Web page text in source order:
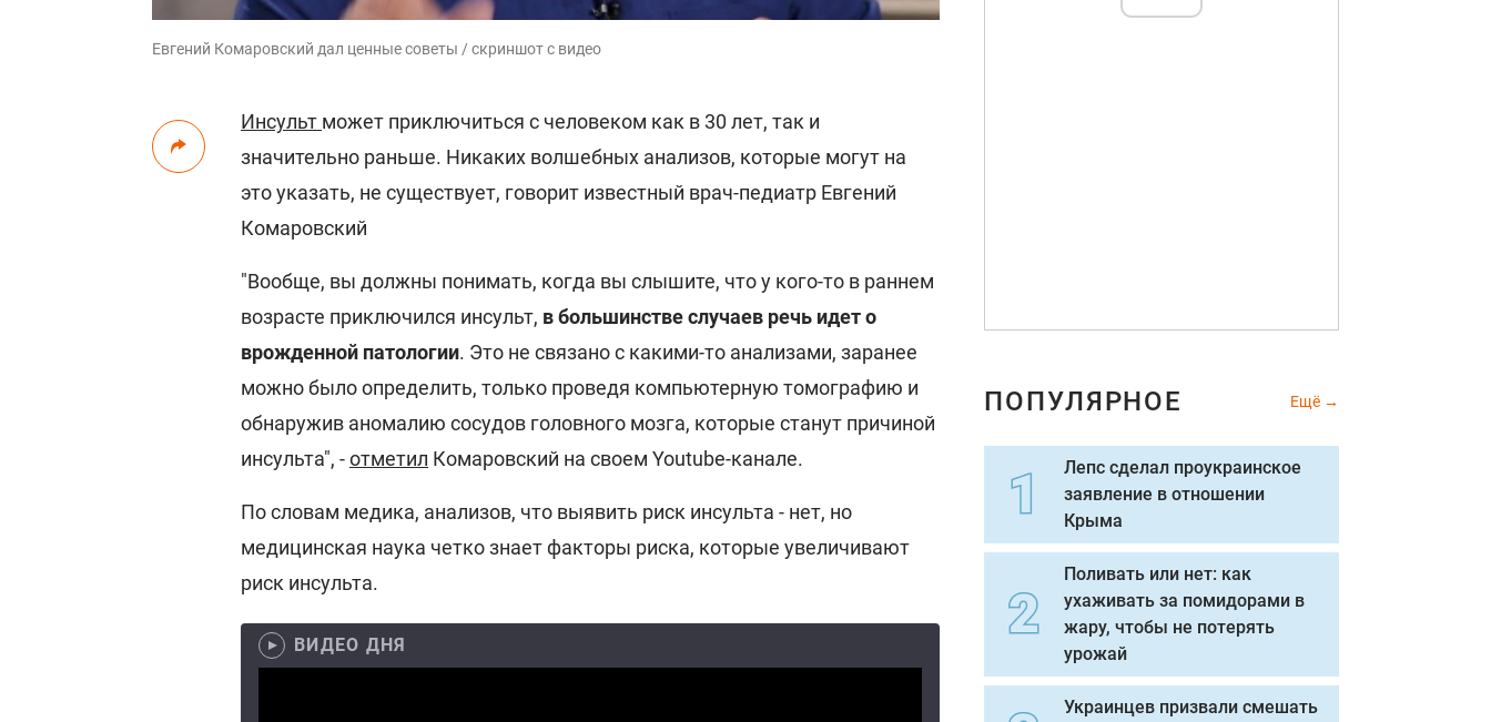
Евгений Комаровский дал ценные советы / скриншот с видео
Инсульт может приключиться с человеком как в 30 лет, так и
значительно раньше. Никаких волшебных анализов, которые могут на
это указать, не существует, говорит известный врач-педиатр Евгений
Комаровский
"Вообще, вы должны понимать, когда вы слышите, что у кого-то в раннем
возрасте приключился инсульт, в большинстве случаев речь идет о
врожденной патологии. Это не связано с какими-то анализами, заранее
можно было определить, только проведя компьютерную томографию и
обнаружив аномалию сосудов головного мозга, которые станут причиной
инсульта", -отметил Комаровский на своем Youtube-канале.
По словам медика, анализов, что выявить риск инсульта - нет, но
медицинская наука четко знает факторы риска, которые увеличивают
риск инсульта.
ВИДЕО ДНЯ
ПОПУЛЯРНОЕ Ещё
Лепс сделал проукраинское
заявление в отношении
Крыма
Поливать или нет: как
ухаживать за помидорами в
жару, чтобы не потерять
урожай
Украинцев призвали смешать